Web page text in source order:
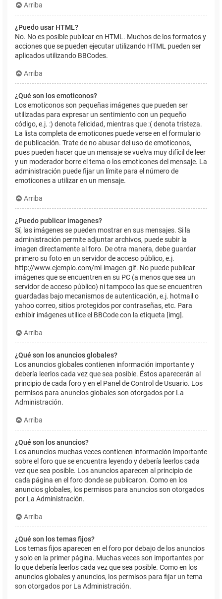
Arriba
¿Puedo usar HTML?
No. No es posible publicar en HTML. Muchos de los formatos y
acciones que se pueden ejecutar utilizando HTML pueden ser
aplicados utilizando BBCodes.
Arriba
¿Qué son los emoticonos?
Los emoticonos son pequeñas imágenes que pueden ser
utilizadas para expresar un sentimiento con un pequeño
código, e.j. :) denota felicidad, mientras que :( denota tristeza.
La lista completa de emoticones puede verse en el formulario
de publicación. Trate de no abusar del uso de emoticonos,
pues pueden hacer que un mensaje se vuelva muy difícil de leer
y un moderador borre el tema o los emoticones del mensaje. La
administración puede fijar un límite para el número de
emoticones a utilizar en un mensaje.
Arriba
¿Puedo publicar imagenes?
Sí, las imágenes se pueden mostrar en sus mensajes. Si la
administración permite adjuntar archivos, puede subir la
imagen directamente al foro. De otra manera, debe guardar
primero su foto en un servidor de acceso público, e.j.
http://www.ejemplo.com/mi-imagen.gif. No puede publicar
imágenes que se encuentren en su PC (a menos que sea un
servidor de acceso público) ni tampoco las que se encuentren
guardadas bajo mecanismos de autenticación, e.j. hotmail o
yahoo correo, sitios protegidos por contraseñas, etc. Para
exhibir imágenes utilice el BBCode con la etiqueta [img].
Arriba
¿Qué son los anuncios globales?
Los anuncios globales contienen información importante y
debería leerlos cada vez que sea posible. Éstos aparecerán al
principio de cada foro y en el Panel de Control de Usuario. Los
permisos para anuncios globales son otorgados por La
Administración.
Arriba
¿Qué son los anuncios?
Los anuncios muchas veces contienen información importante
sobre el foro que se encuentra leyendo y debería leerlos cada
vez que sea posible. Los anuncios aparecen al principio de
cada página en el foro donde se publicaron. Como en los
anuncios globales, los permisos para anuncios son otorgados
por La Administración.
Arriba
¿Qué son los temas fijos?
Los temas fijos aparecen en el foro por debajo de los anuncios
y solo en la primer página. Muchas veces son importantes por
lo que debería leerlos cada vez que sea posible. Como en los
anuncios globales y anuncios, los permisos para fijar un tema
son otorgados por La Administración.